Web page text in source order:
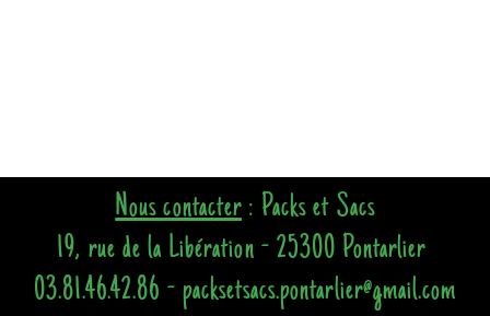
Nous contacter: Packs et Sacs
19, rue de la Libération - 25300 Pontarlier
03.81.46.42.86 - packsetsacs.pontarlier@gmail.com